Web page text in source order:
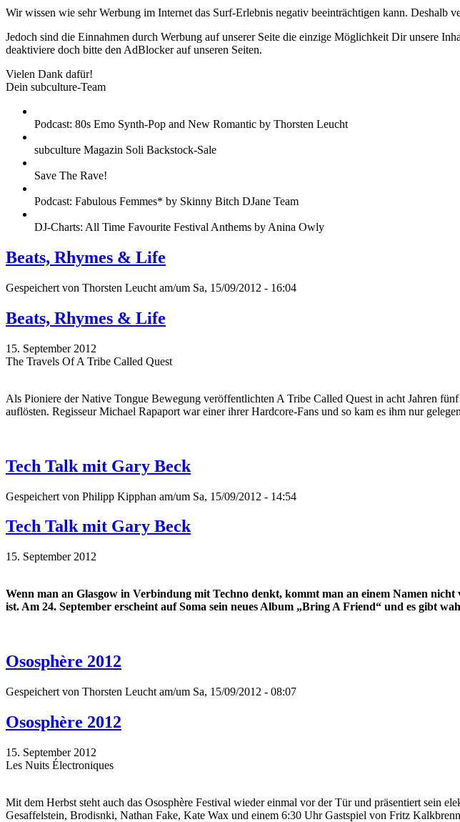
Wir wissen wie sehr Werbung im Internet das Surf-Erlebnis negativ beeinträchtigen kann. Deshalb
Jedoch sind die Einnahmen durch Werbung auf unserer Seite die einzige Möglichkeit Dir unsere
deaktiviere doch bitte den AdBlocker auf unseren Seiten.
Vielen Dank dafür!
Dein subculture-Team
Podcast: 80s Emo Synth-Pop and New Romantic by Thorsten Leucht
subculture Magazin Soli Backstock-Sale
Save The Rave!
Podcast: Fabulous Femmes* by Skinny Bitch DJane Team
DJ-Charts: All Time Favourite Festival Anthems by Anina Owly
Beats, Rhymes & Life
Gespeichert von Thorsten Leucht am/um Sa, 15/09/2012 - 16:04
Beats, Rhymes & Life
15. September 2012
The Travels Of A Tribe Called Quest
Als Pioniere der Native Tongue Bewegung veröffentlichten A Tribe Called Quest in acht Jahren
auflösten. Regisseur Michael Rapaport war einer ihrer Hardcore-Fans und so kam es ihm nur
Tech Talk mit Gary Beck
Gespeichert von Philipp Kipphan am/um Sa, 15/09/2012 - 14:54
Tech Talk mit Gary Beck
15. September 2012
Wenn man an Glasgow in Verbindung mit Techno denkt, kommt man an einem Namen
ist. Am 24. September erscheint auf Soma sein neues Album „Bring A Friend“ und es gibt
Ososphère 2012
Gespeichert von Thorsten Leucht am/um Sa, 15/09/2012 - 08:07
Ososphère 2012
15. September 2012
Les Nuits Électroniques
Mit dem Herbst steht auch das Ososphère Festival wieder einmal vor der Tür und präsentiert sein
Gesaffelstein, Brodisnki, Nathan Fake, Kate Wax und einem 6:30 Uhr Gastspiel von Fritz